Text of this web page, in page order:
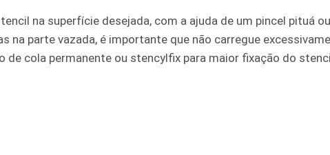
na superfície desejada, com a ajuda de um pincel pituá
na parte vazada, é importante que não carregue
de cola permanente ou stencylfix para maior fixação do